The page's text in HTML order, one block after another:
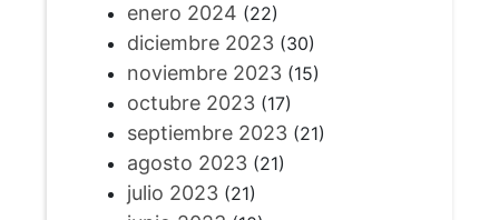
enero 2024 (22)
diciembre 2023(30)
noviembre 2023(15)
octubre 2023(17)
septiembre 2023(21)
agosto 2023(21)
julio 2023(21)